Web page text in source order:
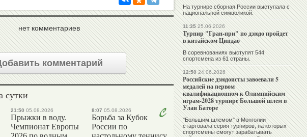
нет комментариев
комментарий
сутки
21:50 05.08.2026
Прыжки в воду.
Чемпионат Европы
8:07 05.08.2026
Борьба за Кубок
России по
На турнире сборная России выступала с
национальной символикой.
11:3525.06.2026
Турнир "Гран-при" по дзюдо пройдет
в китайском Циндао
В соревнованиях выступят 544
спортсмена из 61 страны.
12:5024.06.2026
Российские дзюдоисты завоевали 5
медалей на первом
квалификационном к Олимпийским
играм-2028 турнире Большой шлем в
Улан Баторе
"Большим шлемом" в Монголии
стартовала серия турниров, на которых
спортсмены смогут зарабатывать